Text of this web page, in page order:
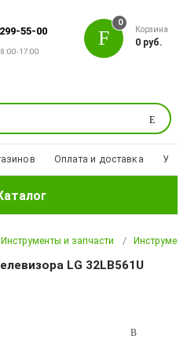
55-00
17:00
Поиск
0
Корзина
0 руб.
Оплата и доставка
Инструменты и запчасти
LG 32LB561U